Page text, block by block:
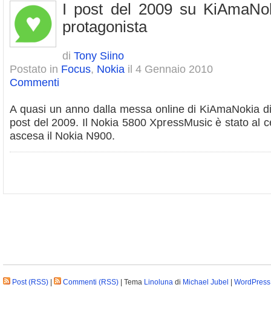
I post del 2009 su
protagonista
di Tony Siino
Postato in Focus, Nokia il 4 Gennaio 2010
Commenti
A quasi un anno dalla messa online di KiAmaNokia
post del 2009. Il Nokia 5800 XpressMusic è stato al
ascesa il Nokia N900.
Post (RSS) Commenti (RSS) | Tema Linoluna di Michael Jubel WordPress